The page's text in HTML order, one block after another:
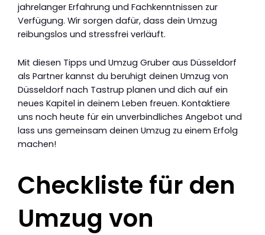
jahrelanger Erfahrung und Fachkenntnissen zur
Verfügung. Wir sorgen dafür, dass dein Umzug
reibungslos und stressfrei verläuft.
Mit diesen Tipps und Umzug Gruber aus Düsseldorf
als Partner kannst du beruhigt deinen Umzug von
Düsseldorf nach Tastrup planen und dich auf ein
neues Kapitel in deinem Leben freuen. Kontaktiere
uns noch heute für ein unverbindliches Angebot und
lass uns gemeinsam deinen Umzug zu einem Erfolg
machen!
Checkliste für den
Umzug von